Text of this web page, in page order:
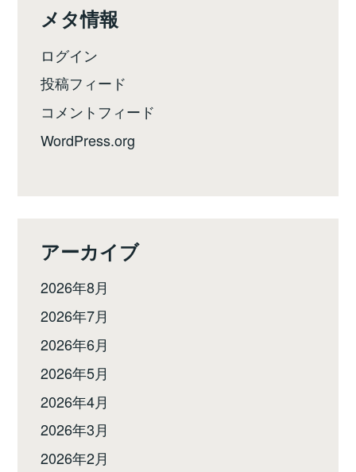
メタ情報
ログイン
投稿フィード
コメントフィード
WordPress.org
アーカイブ
2026年8月
2026年7月
2026年6月
2026年5月
2026年4月
2026年3月
2026年2月